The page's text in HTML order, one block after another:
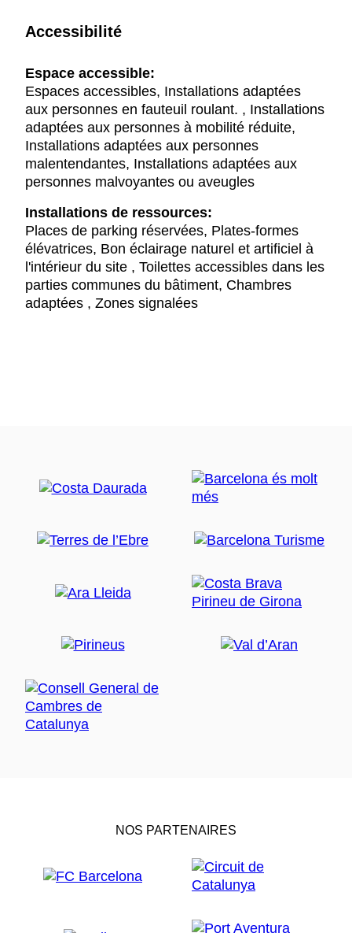
Accessibilité
Espace accessible:
Espaces accessibles, Installations adaptées
aux personnes en fauteuil roulant. , Installations
adaptées aux personnes à mobilité réduite,
Installations adaptées aux personnes
malentendantes, Installations adaptées aux
personnes malvoyantes ou aveugles
Installations de ressources:
Places de parking réservées, Plates-formes
élévatrices, Bon éclairage naturel et artificiel à
l'intérieur du site , Toilettes accessibles dans les
parties communes du bâtiment, Chambres
adaptées , Zones signalées
NOS PARTENAIRES